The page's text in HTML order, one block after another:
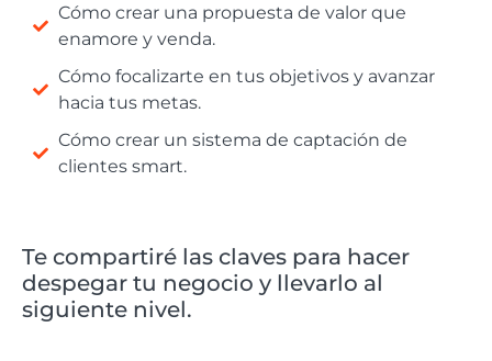
Cómo crear una propuesta de valor que
enamore y venda.
Cómo focalizarte en tus objetivos y avanzar
hacia tus metas.
Cómo crear un sistema de captación de
clientes smart.
Te compartiré las claves para hacer
despegar tu negocio y llevarlo al
siguiente nivel.